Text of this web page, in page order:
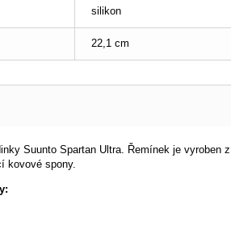
silikon
22,1 cm
Suunto Spartan Ultra. Řemínek je vyroben
kovové spony.